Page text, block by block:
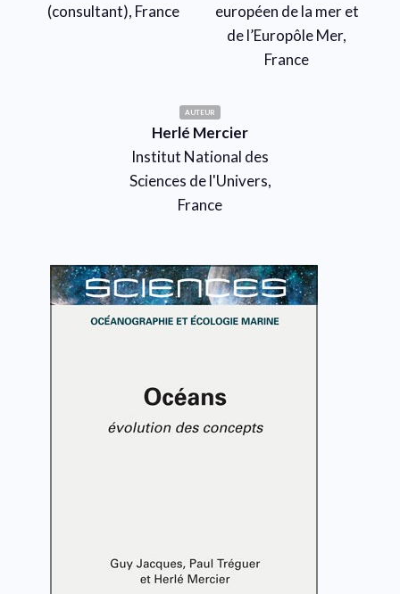
(consultant), France
européen de la mer et
de l’Europôle Mer,
France
AUTEUR
Herlé Mercier
Institut National des
Sciences de l'Univers,
France